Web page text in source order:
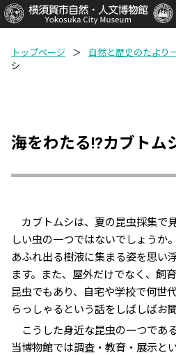
トップページ ＞ 自然と歴史のたより
シ
海をわたる!?カブトム
カブトムシは、夏の昆虫採集で
しい虫の一つではないでしょうか
あふれ出る樹液に集まる姿を思い
ます。また、屋外だけでなく、飼
昆虫でもあり、自宅や学校で何世
らっしゃるという話をしばしばお
こうした身近な昆虫の一つであ
当博物館では調査・教育・展示と